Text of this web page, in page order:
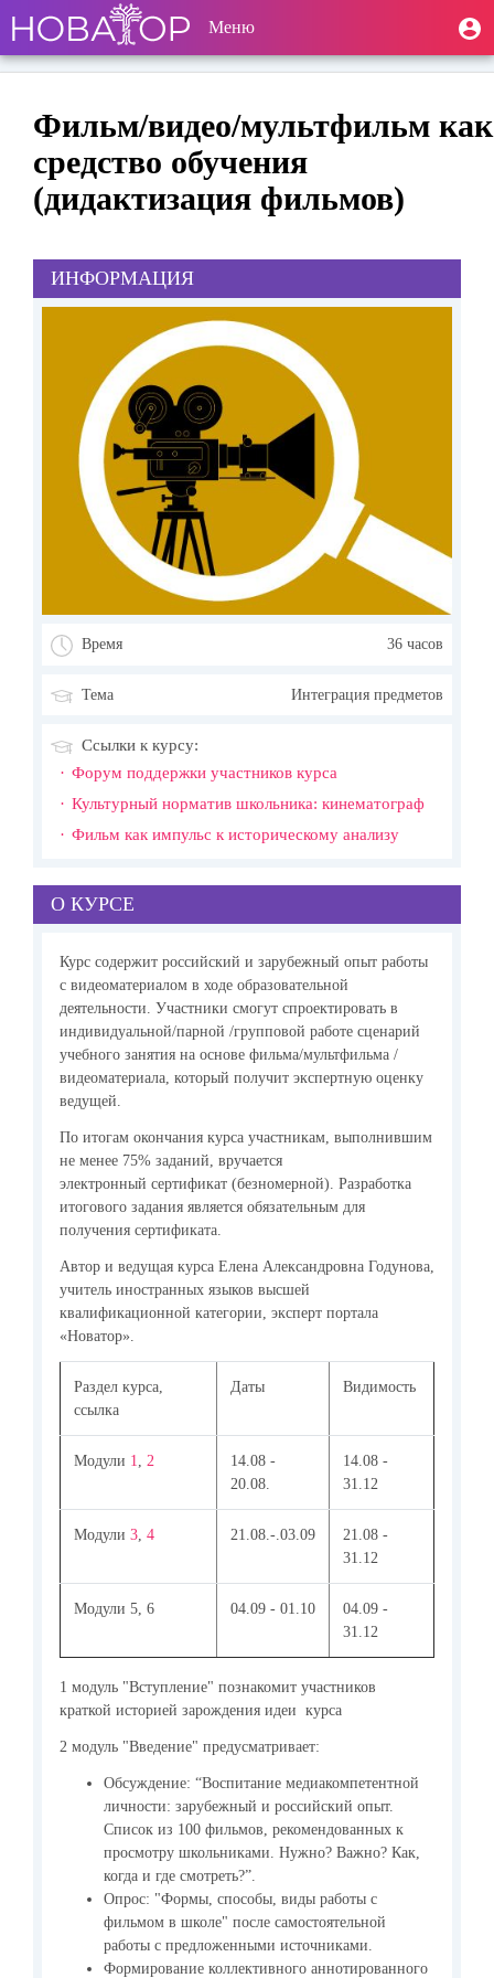
основному
User
account
МенюToggle navigation
Фильм/видео/мультфильм как
средство обучения
(дидактизация фильмов)
ИНФОРМАЦИЯ
Время 36 часов
Тема Интеграция предметов
Ссылки к курсу:
Форум поддержки участников курса
Культурный норматив школьника: кинематограф
Фильм как импульс к историческому анализу
О КУРСЕ
Курс содержит российский и зарубежный опыт работы
с видеоматериалом в ходе образовательной
деятельности. Участники смогут спроектировать в
индивидуальной/парной /групповой работе сценарий
учебного занятия на основе фильма/мультфильма /
видеоматериала, который получит экспертную оценку
ведущей.
По итогам окончания курса участникам, выполнившим
не менее 75% заданий, вручается
электронный сертификат (безномерной). Разработка
итогового задания является обязательным для
получения сертификата.
Автор и ведущая курса Елена Александровна Годунова,
учитель иностранных языков высшей
квалификационной категории, эксперт портала
«Новатор».
Раздел курса,
ссылка
Даты Видимость
Модули 1 2
14.08 -
20.08.
14.08 -
31.12
Модули 3 4 21.08.-.03.09
21.08 -
31.12
Модули 5, 6 04.09 - 01.10
04.09 -
31.12
1 модуль "Вступление" познакомит участников
краткой историей зарождения идеи курса
2 модуль "Введение" предусматривает:
Обсуждение: “Воспитание медиакомпетентной
личности: зарубежный и российский опыт.
Список из 100 фильмов, рекомендованных к
просмотру школьниками. Нужно? Важно? Как,
когда и где смотреть?”.
Опрос: "Формы, способы, виды работы с
фильмом в школе" после самостоятельной
работы с предложенными источниками.
Формирование коллективного аннотированного